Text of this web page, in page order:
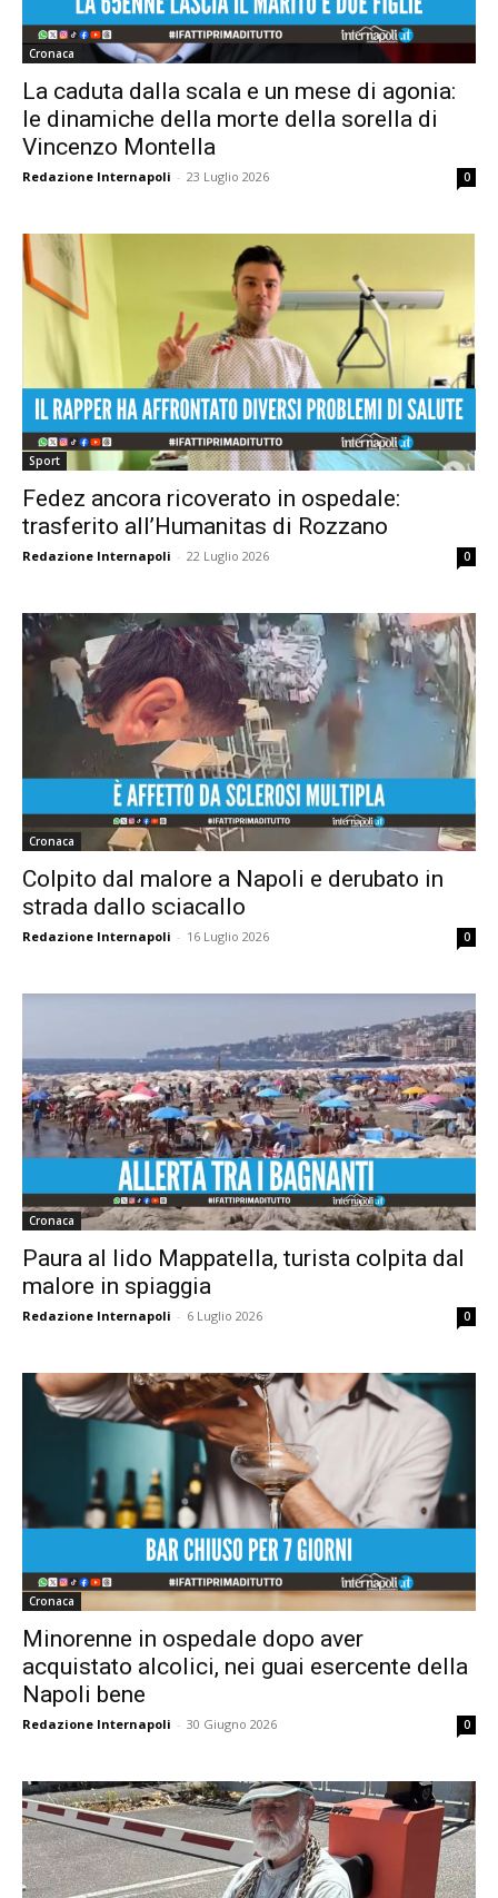
Cronaca
La caduta dalla scala e un mese di agonia:
le dinamiche della morte della sorella di
Vincenzo Montella
Redazione Internapoli - 23 Luglio 2026 0
Sport
Fedez ancora ricoverato in ospedale:
trasferito all’Humanitas di Rozzano
Redazione Internapoli - 22 Luglio 2026 0
Cronaca
Colpito dal malore a Napoli e derubato in
strada dallo sciacallo
Redazione Internapoli - 16 Luglio 2026 0
Cronaca
Paura al lido Mappatella, turista colpita dal
malore in spiaggia
Redazione Internapoli - 6 Luglio 2026 0
Cronaca
Minorenne in ospedale dopo aver
acquistato alcolici, nei guai esercente della
Napoli bene
Redazione Internapoli - 30 Giugno 2026 0